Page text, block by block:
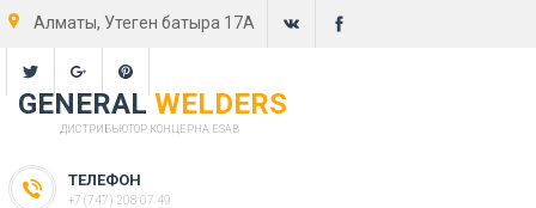
Алматы, Утеген батыра 17А
GENERALWELDERS
ДИСТРИБЬЮТОР КОНЦЕРНА ESAB
ТЕЛЕФОН
+7 (747) 208 07 49